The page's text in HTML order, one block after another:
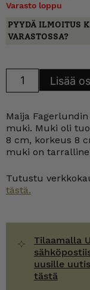
Varasto loppu
PYYDÄ ILMOITUS
VARASTOSSA?
Mansikka
määrä
Lisää
Maija
muki. Muki oli
8 cm, korkeus 8
muki on
Tutustu
tästä.
Tilaamalla
uusille
tästä